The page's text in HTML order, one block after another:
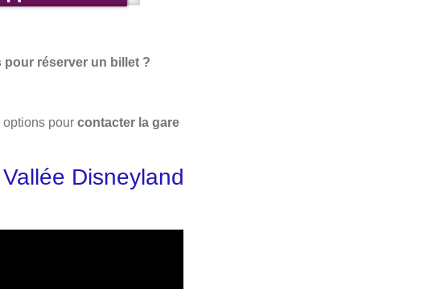
pour réserver un billet ?
options pour contacter la gare
Disneyland